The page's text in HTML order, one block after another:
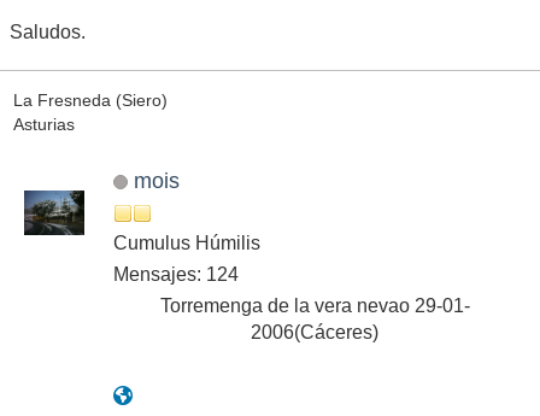
Saludos.
La Fresneda (Siero)
Asturias
mois
Cumulus Húmilis
Mensajes: 124
Torremenga de la vera nevao 29-01-
2006(Cáceres)